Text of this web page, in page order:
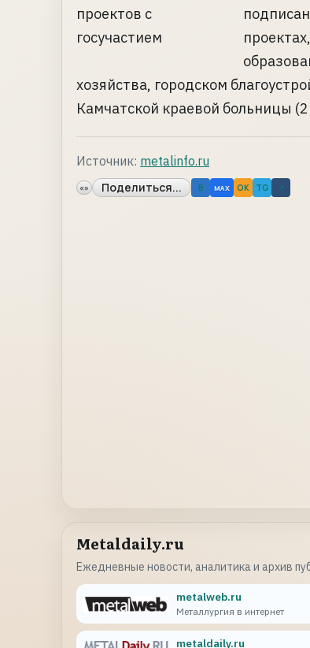
хозяйства, городском
Камчатской краевой больницы
Источник: metalinfo.ru
«» Поделиться... B MAX OK TG ↗
Metaldaily.ru
Ежедневные новости, аналитика и архив
metalweb.ru
Металлургия в интернет
metaldaily.ru